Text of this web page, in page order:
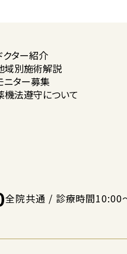
クター紹介
域別施術解説
ニター募集
機法遵守について
全院共通 / 診療時間10:00